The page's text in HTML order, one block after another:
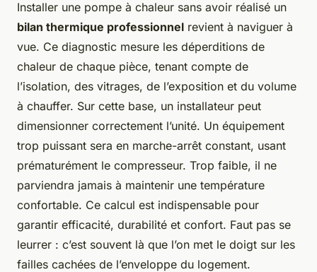
Installer une pompe à chaleur sans avoir réalisé un
bilan thermique professionnel revient à naviguer à
vue. Ce diagnostic mesure les déperditions de
chaleur de chaque pièce, tenant compte de
l’isolation, des vitrages, de l’exposition et du volume
à chauffer. Sur cette base, un installateur peut
dimensionner correctement l’unité. Un équipement
trop puissant sera en marche-arrêt constant, usant
prématurément le compresseur. Trop faible, il ne
parviendra jamais à maintenir une température
confortable. Ce calcul est indispensable pour
garantir efficacité, durabilité et confort. Faut pas se
leurrer : c’est souvent là que l’on met le doigt sur les
failles cachées de l’enveloppe du logement.